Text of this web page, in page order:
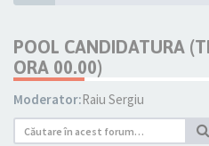
POOL CANDIDATURA
ORA 00.00)
Moderator:Raiu Sergiu